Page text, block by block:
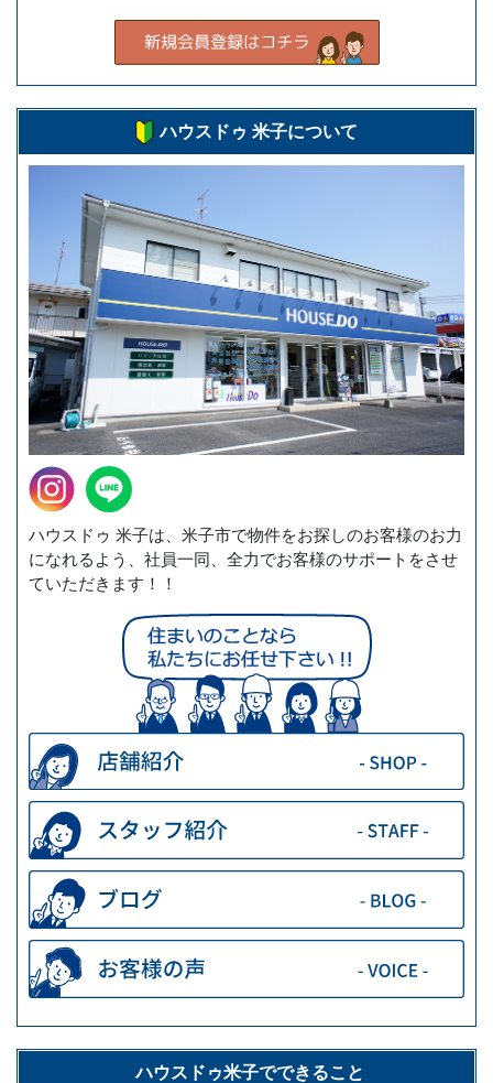
ハウスドゥ 米子について
ハウスドゥ 米子は、米子市で物件をお探しのお客様のお力
になれるよう、社員一同、全力でお客様のサポートをさせ
ていただきます！！
ハウスドゥ米子でできること